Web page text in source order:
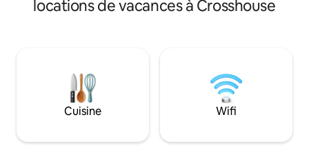
un bain à remous chauffé au bois, des
lumineuse, originale et confortable avec
un poêle à bois, un lit King Size, un
canapé-lit, une salle d'eau carrelée, une
cuisine complète et même une
lorsque le temps
se relaxer. Ne vous contentez pas de me
croire sur parole,
exceptionnels. Allez, faites-vous plaisir,
vous le méritez !
locations de vacances à Crosshouse
Cuisine Wifi